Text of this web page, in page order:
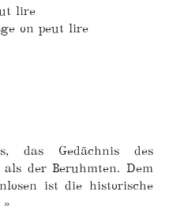
lire
on peut lire
das Gedächnis des
der Beruhmten. Dem
ist die historische